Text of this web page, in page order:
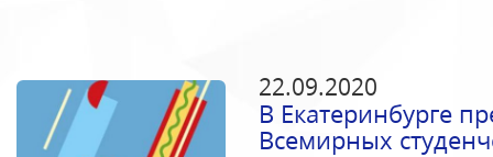
22.09.2020
В Екатеринбурге
Всемирных